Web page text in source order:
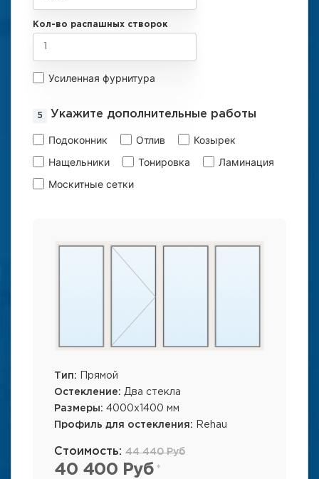
Кол-во распашных створок
Усиленная фурнитура
Укажите дополнительные работы
Подоконник Отлив
Козырек
Нащельники
Тонировка
Ламинация
Москитные сетки
Тип:
Прямой
Остекление: Два стекла
Размеры: 4000x1400 мм
Профиль для остекления:
Rehau
Стоимость: 44 440 Руб
40 400 Руб